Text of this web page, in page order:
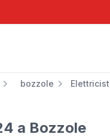
bozzole
a Bozzole